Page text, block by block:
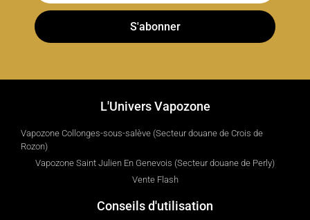
S'abonner
L'Univers Vapozone
Vapozone Collonges-sous-salève (Secteur douane de Crois de
Rozon)
Vapozone Saint Julien En Genevois (Secteur douane de Perly)
Vente Flash
Conseils d'utilisation